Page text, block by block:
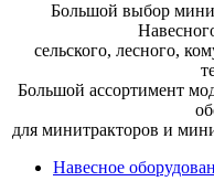
Большой выбор
сельского, лесного,
Большой ассортимент
для минитракторов и
Навесное